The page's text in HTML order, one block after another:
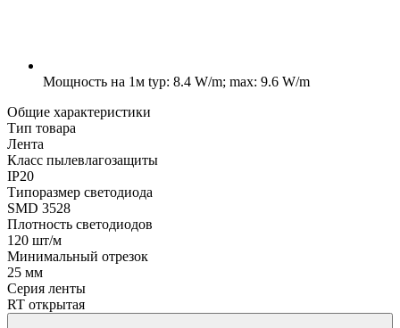
Мощность на 1м typ: 8.4 W/m; max: 9.6 W/m
Общие характеристики
Тип товара
Лента
Класс пылевлагозащиты
IP20
Типоразмер светодиода
SMD 3528
Плотность светодиодов
120 шт/м
Минимальный отрезок
25 мм
Серия ленты
RT открытая